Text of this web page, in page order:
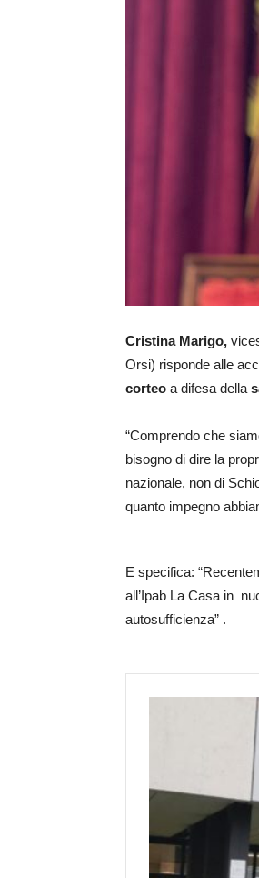
Cristina Marigo,
Orsi) risponde alle
corteo a difesa della
“Comprendo che
bisogno di dire la
nazionale, non di
quanto impegno
E specifica:
all’Ipab La Casa in
autosufficienza” .